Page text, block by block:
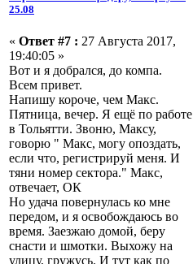
25.08
« Ответ #7 : 27 Августа 2017,
19:40:05 »
Вот и я добрался, до компа.
Всем привет.
Напишу короче, чем Макс.
Пятница, вечер. Я ещё по работе
в Тольятти. Звоню, Максу,
говорю " Макс, могу опоздать,
если что, регистрируй меня. И
тяни номер сектора." Макс,
отвечает, ОК
Но удача повернулась ко мне
передом, и я освобождаюсь во
время. Заезжаю домой, беру
снасти и шмотки. Выхожу на
улицу, гружусь. И тут как по